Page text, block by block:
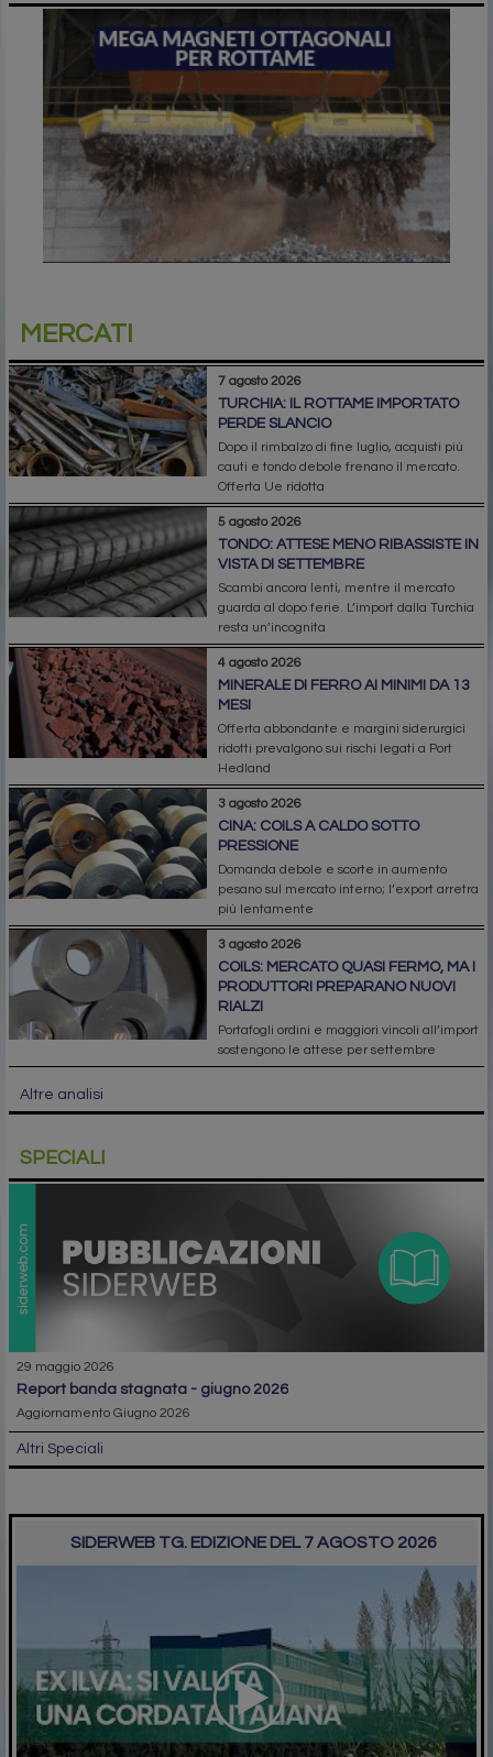
MERCATI
7 agosto 2026
TURCHIA: IL ROTTAME IMPORTATO
PERDE SLANCIO
Dopo il rimbalzo di fine luglio, acquisti più
cauti e tondo debole frenano il mercato.
Offerta Ue ridotta
5 agosto 2026
TONDO: ATTESE MENO RIBASSISTE IN
VISTA DI SETTEMBRE
Scambi ancora lenti, mentre il mercato
guarda al dopo ferie. L’import dalla Turchia
resta un’incognita
4 agosto 2026
MINERALE DI FERRO AI MINIMI DA 13
MESI
Offerta abbondante e margini siderurgici
ridotti prevalgono sui rischi legati a Port
Hedland
3 agosto 2026
CINA: COILS A CALDO SOTTO
PRESSIONE
Domanda debole e scorte in aumento
pesano sul mercato interno; l’export arretra
più lentamente
3 agosto 2026
COILS: MERCATO QUASI FERMO, MA I
PRODUTTORI PREPARANO NUOVI
RIALZI
Portafogli ordini e maggiori vincoli all’import
sostengono le attese per settembre
Altre analisi
SPECIALI
29 maggio 2026
report banda stagnata - giugno 2026
Aggiornamento Giugno 2026
Altri Speciali
SIDERWEB TG. EDIZIONE DEL 7 AGOSTO 2026